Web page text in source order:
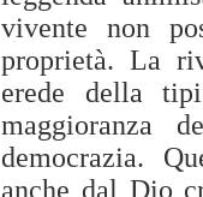
vivente non
proprietà. La
erede della
maggioranza
democrazia.
anche dal Dio